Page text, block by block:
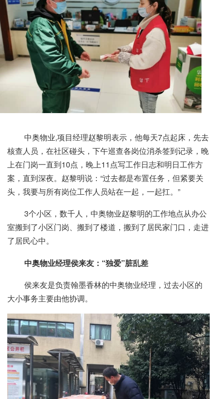
中奥物业,项目经理赵黎明表示，他每天7点起床，先去
核查人员，在社区碰头，下午巡查各岗位消杀签到记录，晚
上在门岗一直到10点，晚上11点写工作日志和明日工作方
案，直到深夜。赵黎明说：“过去都是布置任务，但紧要关
头，我要与所有岗位工作人员站在一起，一起扛。”
3个小区，数千人，中奥物业赵黎明的工作地点从办公
室搬到了小区门岗、搬到了楼道，搬到了居民家门口，走进
了居民心中。
中奥物业经理侯来友：“独爱”脏乱差
侯来友是负责翰墨香林的中奥物业经理，过去小区的
大小事务主要由他协调。